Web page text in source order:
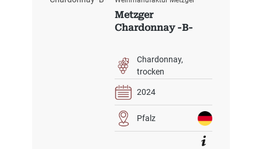
Metzger
Chardonnay -B-
Chardonnay
trocken
2024
Pfalz